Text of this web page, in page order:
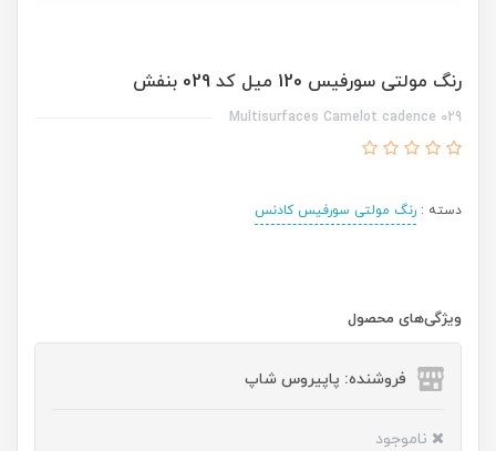
رنگ مولتی سورفیس 120 میل کد 029 بنفش
Multisurfaces Camelot cadence 029
دسته : رنگ مولتی سورفیس کادنس
ویژگی‌های محصول
فروشنده: پاپیروس شاپ
ناموجود